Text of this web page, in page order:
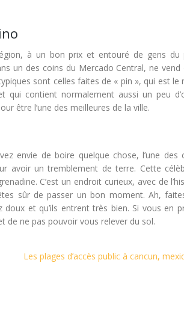
à un bon prix et entouré de gens du
un des coins du Mercado Central, ne vend
sont celles faites de « pin », qui est le
qui contient normalement aussi un peu
être l’une des meilleures de la ville.
envie de boire quelque chose, l’une des
avoir un tremblement de terre. Cette
C’est un endroit curieux, avec de
sûr de passer un bon moment. Ah,
et qu’ils entrent très bien. Si vous en
de ne pas pouvoir vous relever du sol.
Les plages d’accès public à cancun,